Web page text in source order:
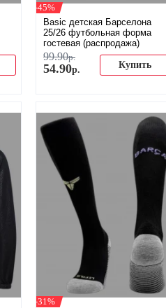
-45%
Basic детская Барселона
25/26 футбольная форма
гостевая (распродажа)
99.90р.
54.90р. Купить
-31%